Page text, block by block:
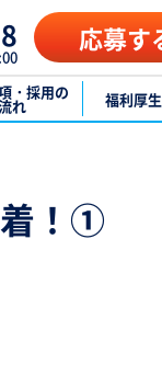
応募す
・採用の
れ 福利厚
着！①